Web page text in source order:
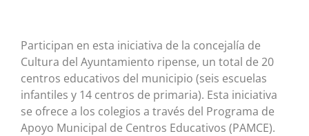
Participan en esta iniciativa de la concejalía de
Cultura del Ayuntamiento ripense, un total de 20
centros educativos del municipio (seis escuelas
infantiles y 14 centros de primaria). Esta iniciativa
se ofrece a los colegios a través del Programa de
Apoyo Municipal de Centros Educativos (PAMCE).